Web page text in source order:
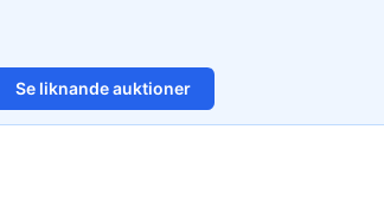
Se liknande auktioner
1/8